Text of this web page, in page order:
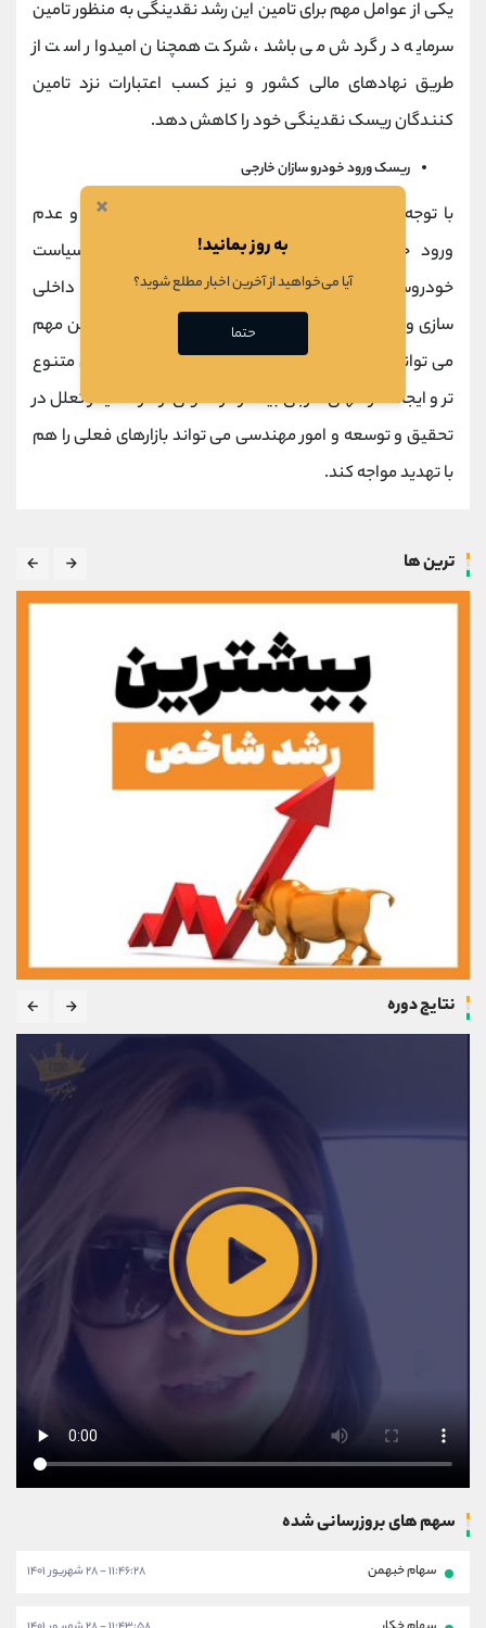
یکی از عوامل مهم برای تامین این رشد نقدینگی به منظور تامین
سرمایه در گردش می باشد، شرکت همچنان امیدوار است از
طریق نهادهای مالی کشور و نیز کسب اعتبارات نزد تامین
کنندگان ریسک نقدینگی خود را کاهش دهد.
ریسک ورود خودرو سازان خارجی
با توجه به تحولات اقتصادی و تحریم های بین المللی و عدم
ورود خودروسازان خارجی ، این امر باعث گردیده سیاست
خودروسازان داخلی استفاده حداکثری از توان و اتکا به داخلی
سازی و جلوگیری از ارزبری صنعت قطعه سازی گردد و این مهم
می تواند از یک طرف باعث به دست آوردن سهم بازارهای متنوع
تر و ایجاد شرکتهای خارجی بیشتر گردد ولی از طرف دیگر تعلل در
تحقیق و توسعه و امور مهندسی می تواند بازارهای فعلی را هم
با تهدید مواجه کند.
ترین ها
نتایج دوره
سهم های بروزرسانی شده
سهام خبهمن ۱۱:۴۶:۲۸ - ۲۸ شهریور ۱۴۰۱
×
به روز بمانید!
آیا می‌خواهید از آخرین اخبار مطلع شوید؟
حتما